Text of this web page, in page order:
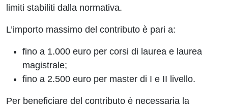
limiti stabiliti dalla normativa.
L’importo massimo del contributo è pari a:
fino a 1.000 euro per corsi di laurea e laurea
magistrale;
fino a 2.500 euro per master di I e II livello.
Per beneficiare del contributo è necessaria la